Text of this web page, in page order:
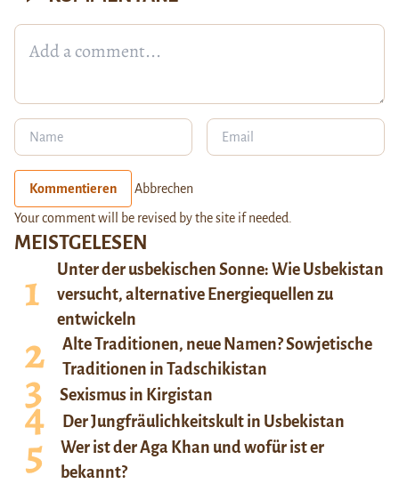
MEISTGELESEN
Unter der usbekischen Sonne: Wie Usbekistan
versucht, alternative Energiequellen zu
entwickeln
Alte Traditionen, neue Namen? Sowjetische
Traditionen in Tadschikistan
Sexismus in Kirgistan
Der Jungfräulichkeitskult in Usbekistan
Wer ist der Aga Khan und wofür ist er
bekannt?
Kommentieren Abbrechen
Your comment will be revised by the site if needed.